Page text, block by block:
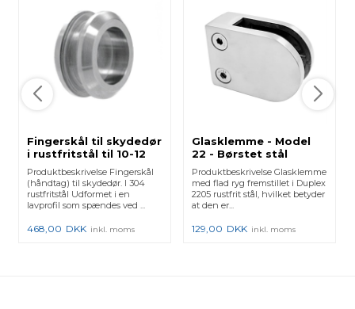
Fingerskål til skydedør
i rustfritstål til 10-12
mm glas
Produktbeskrivelse Fingerskål
(håndtag) til skydedør. I 304
rustfritstål Udformet i en
lavprofil som spændes ved ...
468,00 DKK inkl. moms
Glasklemme - Model
22 - Børstet stål
Produktbeskrivelse Glasklemme
med flad ryg fremstillet i Duplex
2205 rustfrit stål, hvilket betyder
at den er...
129,00 DKK inkl. moms